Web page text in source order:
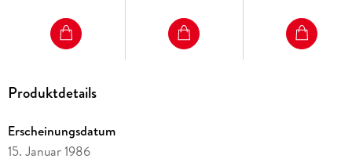
Produktdetails
Erscheinungsdatum
15. Januar 1986